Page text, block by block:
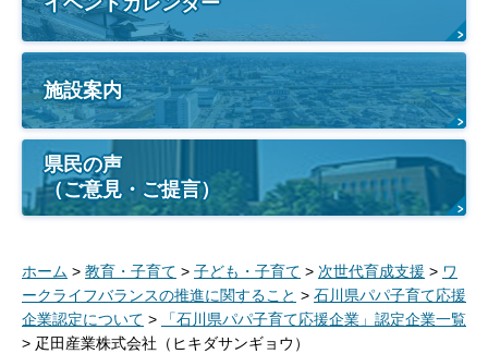
施設案内
県民の声
（ご意見・ご提言）
ホーム > 教育・子育て > 子ども・子育て > 次世代育成支援 > ワ
ークライフバランスの推進に関すること > 石川県パパ子育て応援
企業認定について >
「石川県パパ子育て応援企業」認定企業一覧
> 疋田産業株式会社（ヒキダサンギョウ）